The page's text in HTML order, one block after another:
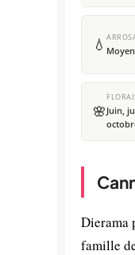
💧 Moyen
🌸Juin,
Dierama
famille